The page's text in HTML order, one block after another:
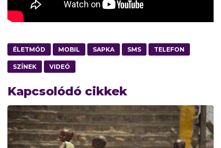
ÉLETMÓD MOBIL SAPKA SMS TELEFON
SZÍNEK VIDEÓ
Kapcsolódó cikkek